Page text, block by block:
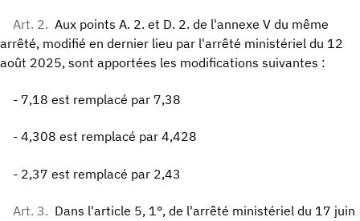
Art. 2. Aux points A. 2. et D. 2. de l'annexe V du même
arrêté, modifié en dernier lieu par l'arrêté ministériel du 12
août 2025, sont apportées les modifications suivantes :
- 7,18 est remplacé par 7,38
- 4,308 est remplacé par 4,428
- 2,37 est remplacé par 2,43
Art. 3. Dans l'article 5, 1°, de l'arrêté ministériel du 17 juin